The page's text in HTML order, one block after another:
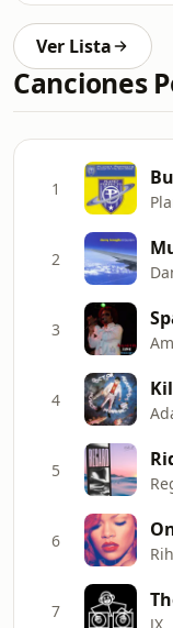
Ver Lista
Canciones
1
2
3
4
5
6
7
JX